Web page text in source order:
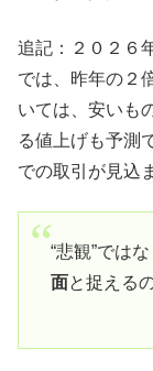
追記：２０２６
では、昨年の２
いては、安いも
る値上げも予測
での取引が見込
“悲観”ではな
面と捉える